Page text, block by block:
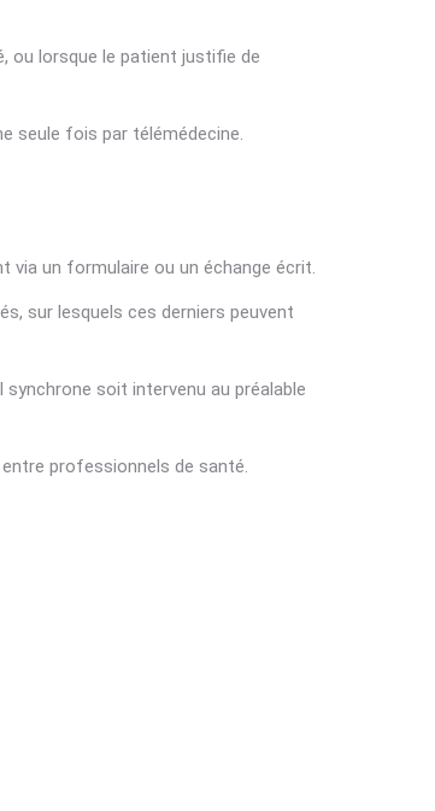
ou lorsque le patient justifie de
seule fois par télémédecine.
via un formulaire ou un échange écrit.
sur lesquels ces derniers peuvent
soit intervenu au préalable
professionnels de santé.